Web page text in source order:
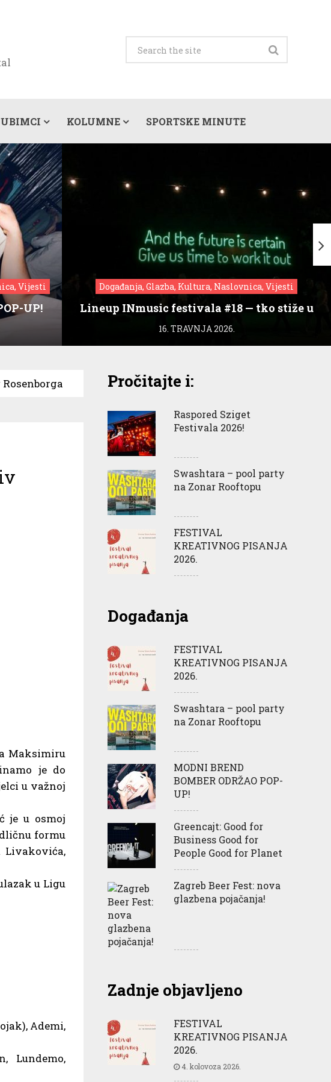
KOLUMNE SPORTSKE MINUTE
Vijesti
UP!
Događanja, Glazba, Kultura, Naslovnica, Vijesti
Lineup INmusic festivala #18 — tko stiže u
Zagreb?
16. TRAVNJA 2026.
Maksimiru
je do
u važnoj
je u osmoj
formu
Livakovića,
u Ligu
Ademi,
Lundemo,
Pročitajte i:
Raspored Sziget
Festivala 2026!
Swashtara – pool party
na Zonar Rooftopu
FESTIVAL
KREATIVNOG PISANJA
2026.
Događanja
FESTIVAL
KREATIVNOG PISANJA
2026.
Swashtara – pool party
na Zonar Rooftopu
MODNI BREND
BOMBER ODRŽAO POP-
UP!
Greencajt: Good for
Business Good for
People Good for Planet
Zagreb Beer Fest: nova
glazbena pojačanja!
Zadnje objavljeno
FESTIVAL
KREATIVNOG PISANJA
2026.
4. kolovoza 2026.